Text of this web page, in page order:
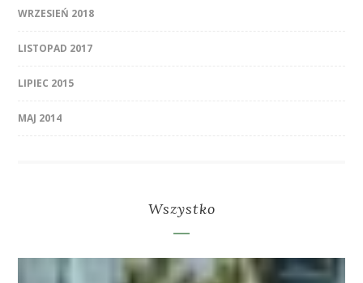
WRZESIEŃ 2018
LISTOPAD 2017
LIPIEC 2015
MAJ 2014
Wszystko